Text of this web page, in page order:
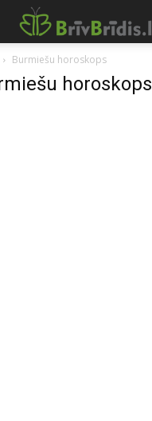
Burmiešu horoskops
horoskops